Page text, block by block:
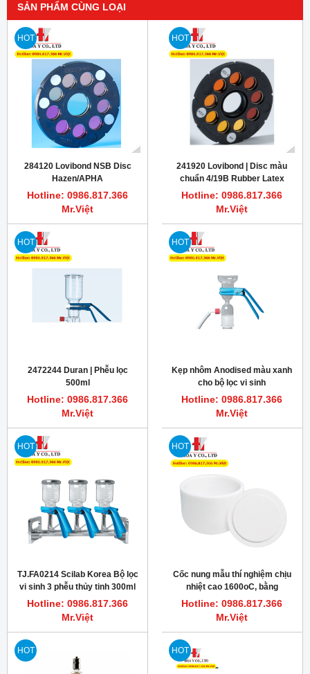
SẢN PHẨM CÙNG LOẠI
HOT
284120 Lovibond NSB Disc
Hazen/APHA
Hotline: 0986.817.366
Mr.Việt
HOT
241920 Lovibond | Disc màu
chuẩn 4/19B Rubber Latex
Hotline: 0986.817.366
Mr.Việt
HOT
2472244 Duran | Phễu lọc
500ml
Hotline: 0986.817.366
Mr.Việt
HOT
Kẹp nhôm Anodised màu xanh
cho bộ lọc vi sinh
Hotline: 0986.817.366
Mr.Việt
HOT
TJ.FA0214 Scilab Korea Bộ lọc
vi sinh 3 phễu thủy tinh 300ml
Hotline: 0986.817.366
Mr.Việt
HOT
Cốc nung mẫu thí nghiệm chịu
nhiệt cao 1600oC, bằng
Alumina
Hotline: 0986.817.366
Mr.Việt
HOT HOT